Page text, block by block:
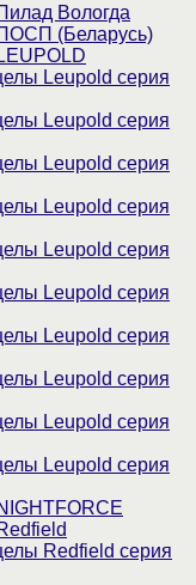
Вологда
(Беларусь)
Leupold серия
Leupold серия
Leupold серия
Leupold серия
Leupold серия
Leupold серия
Leupold серия
Leupold серия
Leupold серия
Leupold серия
Redfield серия